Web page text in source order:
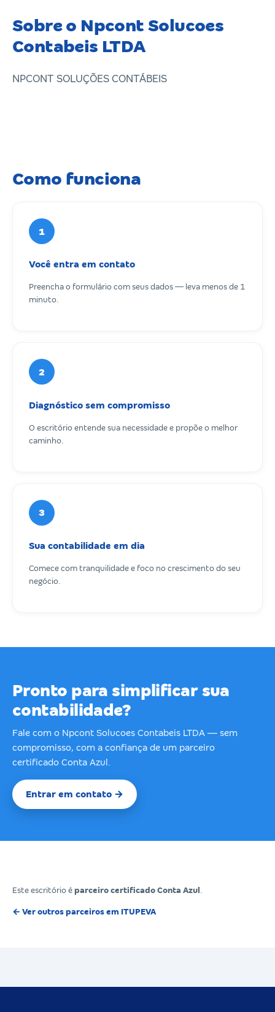
Sobre o Npcont Solucoes
Contabeis LTDA
NPCONT SOLUÇÕES CONTÁBEIS
Como funciona
1
Você entra em contato
Preencha o formulário com seus dados — leva menos de 1
minuto.
2
Diagnóstico sem compromisso
O escritório entende sua necessidade e propõe o melhor
caminho.
3
Sua contabilidade em dia
Comece com tranquilidade e foco no crescimento do seu
negócio.
Pronto para simplificar sua
contabilidade?
Fale com o Npcont Solucoes Contabeis LTDA — sem
compromisso, com a confiança de um parceiro
certificado Conta Azul.
Entrar em contato →
Este escritório é parceiro certificado Conta Azul
← Ver outros parceiros em ITUPEVA